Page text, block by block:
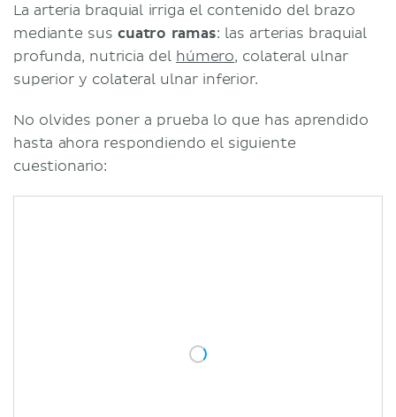
La arteria braquial irriga el contenido del brazo
mediante suscuatro ramas: las arterias braquial
profunda, nutricia del húmero, colateral ulnar
superior y colateral ulnar inferior.
No olvides poner a prueba lo que has aprendido
hasta ahora respondiendo el siguiente
cuestionario: